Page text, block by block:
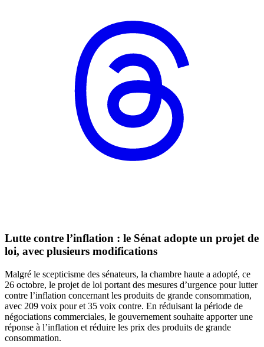
Lutte contre l’inflation : le Sénat adopte un projet de
loi, avec plusieurs modifications
Malgré le scepticisme des sénateurs, la chambre haute a adopté, ce
26 octobre, le projet de loi portant des mesures d’urgence pour lutter
contre l’inflation concernant les produits de grande consommation,
avec 209 voix pour et 35 voix contre. En réduisant la période de
négociations commerciales, le gouvernement souhaite apporter une
réponse à l’inflation et réduire les prix des produits de grande
consommation.